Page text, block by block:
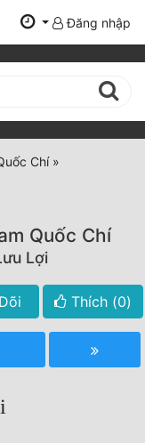
Đăng nhập
Chí»
Quốc Chí
Lợi
Thích (0)